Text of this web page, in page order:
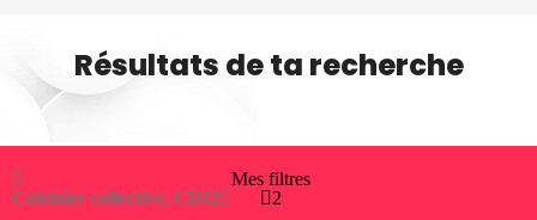
Résultats de ta recherche
Cuisinier collective, CDI2
Mes filtres
2